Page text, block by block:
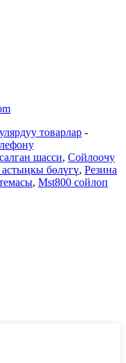
товарлар -
шасси, Сойлоочу
бөлүгү, Резина
, Mst800 сойлоп